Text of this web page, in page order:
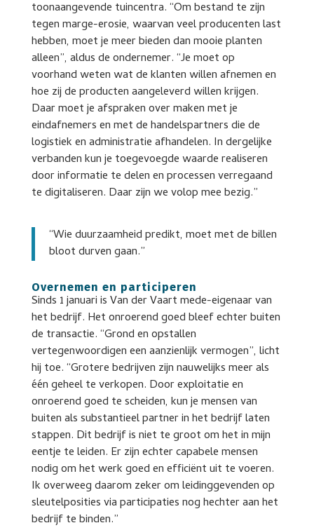
toonaangevende tuincentra. “Om bestand te zijn
tegen marge-erosie, waarvan veel producenten last
hebben, moet je meer bieden dan mooie planten
alleen”, aldus de ondernemer. “Je moet op
voorhand weten wat de klanten willen afnemen en
hoe zij de producten aangeleverd willen krijgen.
Daar moet je afspraken over maken met je
eindafnemers en met de handelspartners die de
logistiek en administratie afhandelen. In dergelijke
verbanden kun je toegevoegde waarde realiseren
door informatie te delen en processen verregaand
te digitaliseren. Daar zijn we volop mee bezig.”
“Wie duurzaamheid predikt, moet met de billen
bloot durven gaan.”
Overnemen en participeren
Sinds 1 januari is Van der Vaart mede-eigenaar van
het bedrijf. Het onroerend goed bleef echter buiten
de transactie. “Grond en opstallen
vertegenwoordigen een aanzienlijk vermogen”, licht
hij toe. “Grotere bedrijven zijn nauwelijks meer als
één geheel te verkopen. Door exploitatie en
onroerend goed te scheiden, kun je mensen van
buiten als substantieel partner in het bedrijf laten
stappen. Dit bedrijf is niet te groot om het in mijn
eentje te leiden. Er zijn echter capabele mensen
nodig om het werk goed en efficiënt uit te voeren.
Ik overweeg daarom zeker om leidinggevenden op
sleutelposities via participaties nog hechter aan het
bedrijf te binden.”